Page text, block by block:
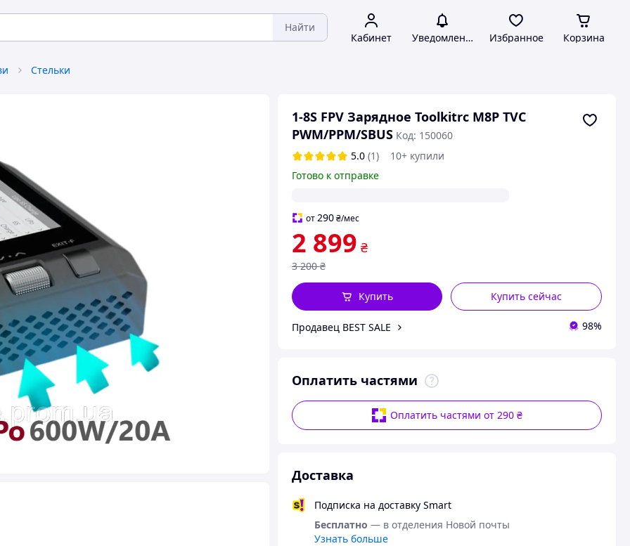
Найти
Кабинет Уведомления Избранное Корзина
Стельки
1-8S FPV Зарядное Toolkitrc M8P TVC
PWM/PPM/SBUS Код: 150060
5.0 (1)
10+ купили
Готово к отправке
от290 ₴/мес
2 899 ₴
3 200 ₴
Купить сейчас
Купить
Продавец BEST SALE 98%
Оплатить частями
Оплатить частями от 290 ₴
Доставка
Подписка на доставку Smart
Бесплатно — в отделения Новой почты
Узнать больше